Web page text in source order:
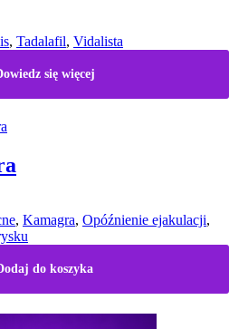
, Tadalafil, Vidalista
się więcej
, Kamagra, Opóźnienie ejakulacji,
do koszyka